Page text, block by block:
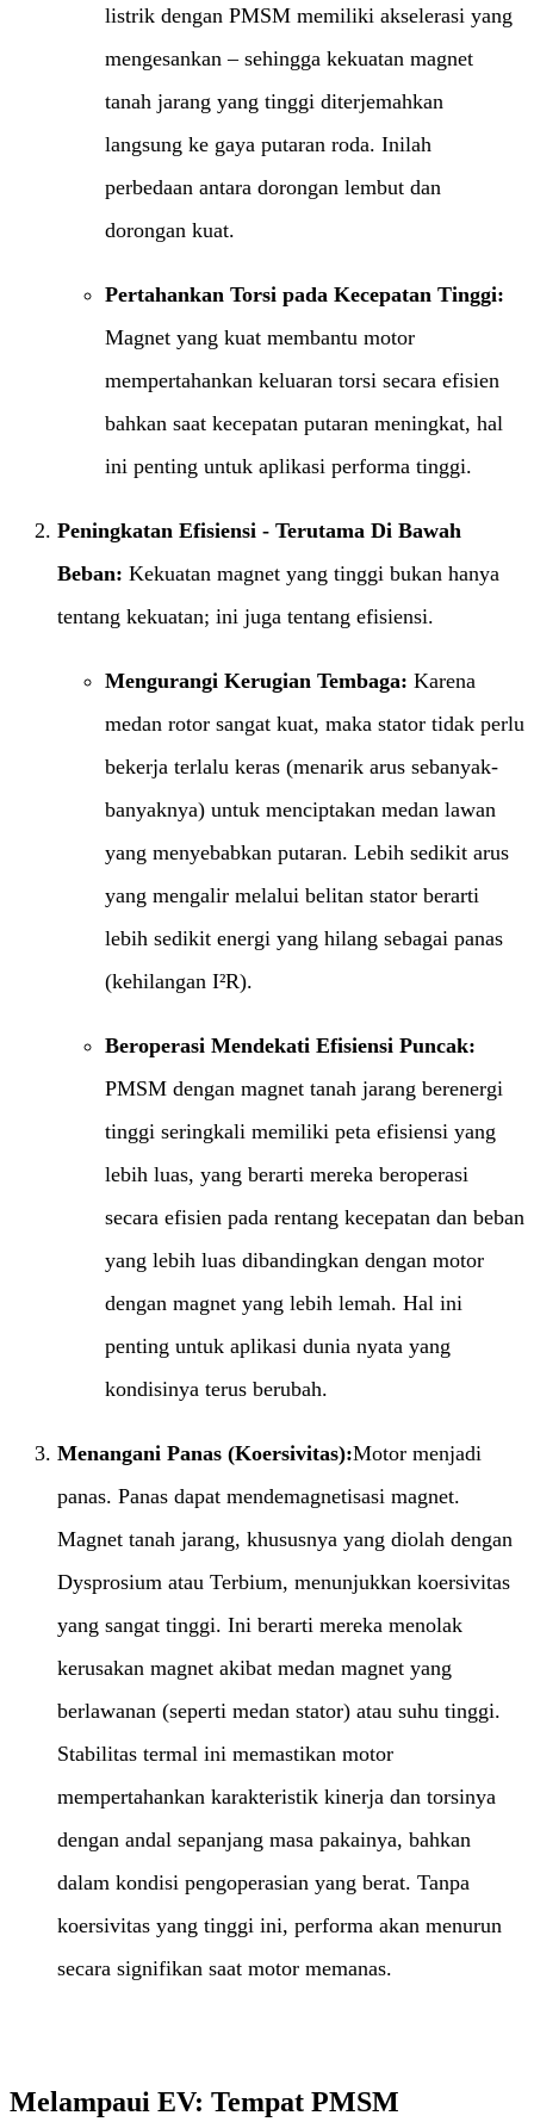
listrik dengan PMSM memiliki akselerasi yang
mengesankan – sehingga kekuatan magnet
tanah jarang yang tinggi diterjemahkan
langsung ke gaya putaran roda. Inilah
perbedaan antara dorongan lembut dan
dorongan kuat.
Pertahankan Torsi pada Kecepatan Tinggi:​
Magnet yang kuat membantu motor
mempertahankan keluaran torsi secara efisien
bahkan saat kecepatan putaran meningkat, hal
ini penting untuk aplikasi performa tinggi.
Peningkatan Efisiensi - Terutama Di Bawah
Beban:​ ​ Kekuatan magnet yang tinggi bukan hanya
tentang kekuatan; ini juga tentang efisiensi.
Mengurangi Kerugian Tembaga:​ ​ Karena
medan rotor sangat kuat, maka stator tidak perlu
bekerja terlalu keras (menarik arus sebanyak-
banyaknya) untuk menciptakan medan lawan
yang menyebabkan putaran. Lebih sedikit arus
yang mengalir melalui belitan stator berarti
lebih sedikit energi yang hilang sebagai panas
(kehilangan I²R).
Beroperasi Mendekati Efisiensi Puncak:​
PMSM dengan magnet tanah jarang berenergi
tinggi seringkali memiliki peta efisiensi yang
lebih luas, yang berarti mereka beroperasi
secara efisien pada rentang kecepatan dan beban
yang lebih luas dibandingkan dengan motor
dengan magnet yang lebih lemah. Hal ini
penting untuk aplikasi dunia nyata yang
kondisinya terus berubah.
Menangani Panas (Koersivitas):​Motor menjadi
panas. Panas dapat mendemagnetisasi magnet.
Magnet tanah jarang, khususnya yang diolah dengan
Dysprosium atau Terbium, menunjukkan koersivitas
yang sangat tinggi. Ini berarti mereka menolak
kerusakan magnet akibat medan magnet yang
berlawanan (seperti medan stator) atau suhu tinggi.
Stabilitas termal ini memastikan motor
mempertahankan karakteristik kinerja dan torsinya
dengan andal sepanjang masa pakainya, bahkan
dalam kondisi pengoperasian yang berat. Tanpa
koersivitas yang tinggi ini, performa akan menurun
secara signifikan saat motor memanas.
Melampaui EV: Tempat PMSM